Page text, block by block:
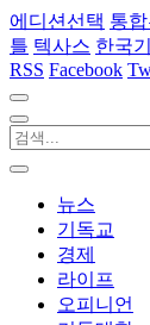
에디션선택 통
틀 텍사스 한국
RSS Facebook
뉴스
기독교
경제
라이프
오피니언